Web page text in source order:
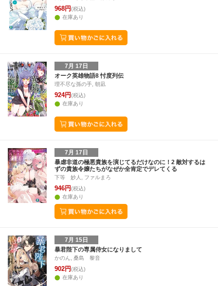
968円(税込)
在庫あり
7月 17日
オーク英雄物語8 忖度列伝
理不尽な孫の手, 朝凪
924円(税込)
在庫あり
7月 17日
暴虐非道の極悪貴族を演じてるだけなのに！2 敵対するは
ずの貴族令嬢たちがなぜか全肯定でデレてくる
下等 妙人, ファルまろ
946円(税込)
在庫あり
7月 15日
暴君陛下の専属侍女になりまして
かのん, 桑島 黎音
902円(税込)
在庫あり